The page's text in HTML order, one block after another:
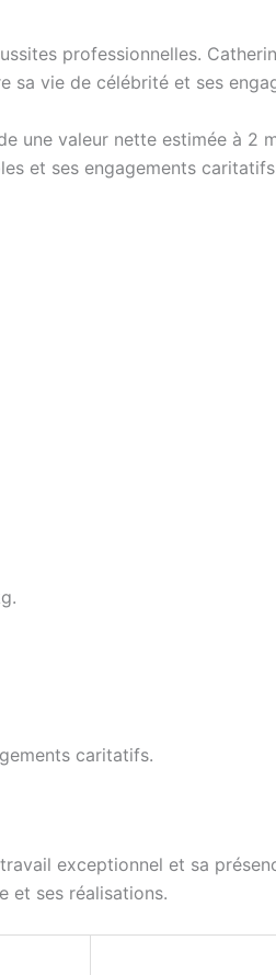
professionnelles.
sa vie de célébrité et ses
une valeur nette estimée à 2
et ses engagements
caritatifs.
exceptionnel et sa
et ses réalisations.